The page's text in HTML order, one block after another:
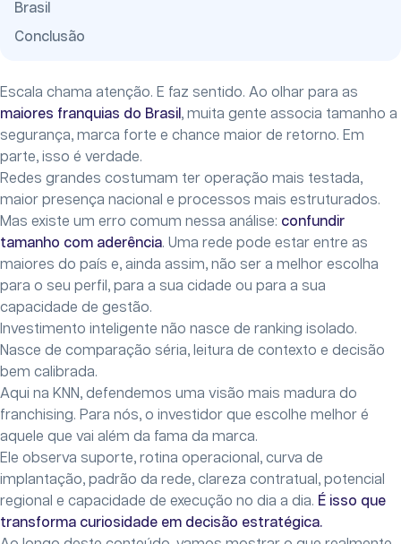
Brasil
Conclusão
Escala chama atenção. E faz sentido. Ao olhar para as
maiores franquias do Brasil , muita gente associa tamanho a
segurança, marca forte e chance maior de retorno. Em
parte, isso é verdade.
Redes grandes costumam ter operação mais testada,
maior presença nacional e processos mais estruturados.
Mas existe um erro comum nessa análise: confundir
tamanho com aderência. Uma rede pode estar entre as
maiores do país e, ainda assim, não ser a melhor escolha
para o seu perfil, para a sua cidade ou para a sua
capacidade de gestão.
Investimento inteligente não nasce de ranking isolado.
Nasce de comparação séria, leitura de contexto e decisão
bem calibrada.
Aqui na KNN, defendemos uma visão mais madura do
franchising. Para nós, o investidor que escolhe melhor é
aquele que vai além da fama da marca.
Ele observa suporte, rotina operacional, curva de
implantação, padrão da rede, clareza contratual, potencial
regional e capacidade de execução no dia a dia. É isso que
transforma curiosidade em decisão estratégica.